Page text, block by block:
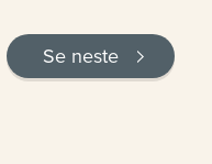
Se neste